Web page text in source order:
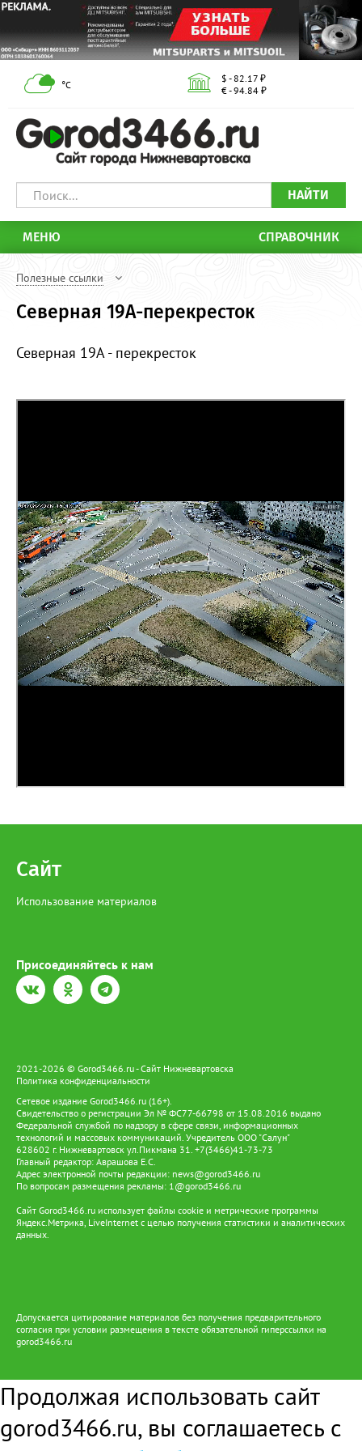
°С
$ - 82.17 ₽
€ - 94.84 ₽
НАЙТИ
МЕНЮ СПРАВОЧНИК
Полезные ссылки
Северная 19А-перекресток
Северная 19А - перекресток
Сайт
Использование материалов
Присоединяйтесь к нам
2021-2026 © Gorod3466.ru - Сайт Нижневартовска
Политика конфиденциальности
Сетевое издание Gorod3466.ru (16+).
Свидетельство о регистрации Эл № ФС77-66798 от 15.08.2016 выдано
Федеральной службой по надзору в сфере связи, информационных
технологий и массовых коммуникаций. Учредитель ООО "Салун"
628602 г. Нижневартовск ул.Пикмана 31. +7(3466)41-73-73
Главный редактор: Аврашова Е.С.
Адрес электронной почты редакции: news@gorod3466.ru
По вопросам размещения рекламы: 1@gorod3466.ru
Сайт Gorod3466.ru использует файлы cookie и метрические программы
Яндекс.Метрика, LiveInternet с целью получения статистики и аналитических
данных.
Допускается цитирование материалов без получения предварительного
согласия при условии размещения в тексте обязательной гиперссылки на
gorod3466.ru
Продолжая использовать сайт
gorod3466.ru, вы соглашаетесь с